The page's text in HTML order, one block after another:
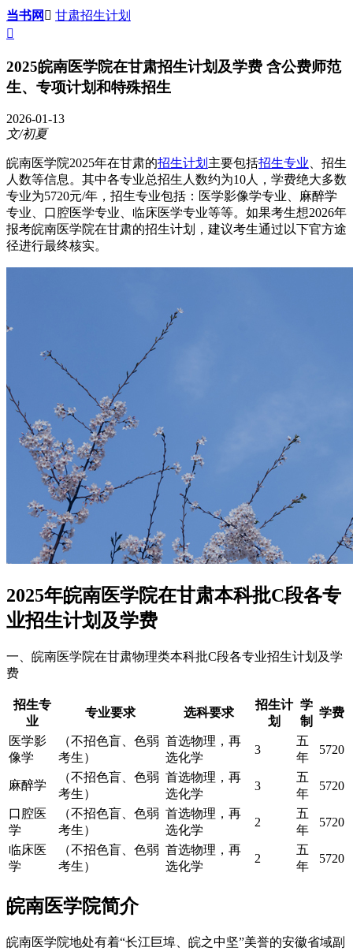
当书网  甘肃招生计划

2025皖南医学院在甘肃招生计划及学费 含公费师范
生、专项计划和特殊招生
2026-01-13
文/初夏
皖南医学院2025年在甘肃的招生计划 主要包括招生专业、招生
人数等信息。其中各专业总招生人数约为10人，学费绝大多数
专业为5720元/年，招生专业包括：医学影像学专业、麻醉学
专业、口腔医学专业、临床医学专业等等。如果考生想2026年
报考皖南医学院在甘肃的招生计划，建议考生通过以下官方途
径进行最终核实。
2025年皖南医学院在甘肃本科批C段各专
业招生计划及学费
一、皖南医学院在甘肃物理类本科批C段各专业招生计划及学
费
招生专
业
专业要求 选科要求
招生计
划
学
制
学费
医学影
像学
（不招色盲、色弱
考生）
首选物理，再
选化学
3
五
年
5720
麻醉学
（不招色盲、色弱
考生）
首选物理，再
选化学
3
五
年
5720
口腔医
学
（不招色盲、色弱
考生）
首选物理，再
选化学
2
五
年
5720
临床医
学
（不招色盲、色弱
考生）
首选物理，再
选化学
2
五
年
5720
皖南医学院简介
皖南医学院地处有着“长江巨埠、皖之中坚”美誉的安徽省域副